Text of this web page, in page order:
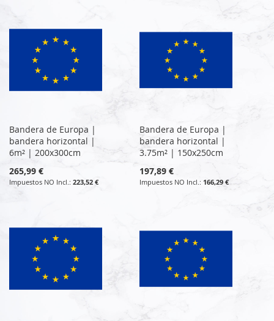
Bandera de Europa |
bandera horizontal |
6m² | 200x300cm
265,99 €
223,52 €
Bandera de Europa |
bandera horizontal |
3.75m² | 150x250cm
197,89 €
166,29 €